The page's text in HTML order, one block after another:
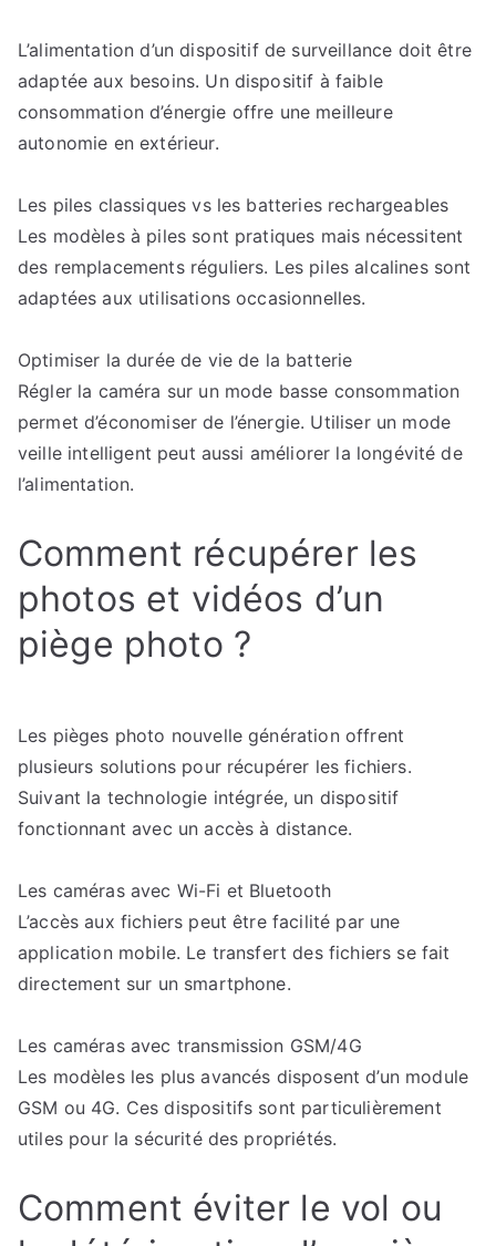
L’alimentation d’un dispositif de surveillance doit être
adaptée aux besoins. Un dispositif à faible
consommation d’énergie offre une meilleure
autonomie en extérieur.
Les piles classiques vs les batteries rechargeables
Les modèles à piles sont pratiques mais nécessitent
des remplacements réguliers. Les piles alcalines sont
adaptées aux utilisations occasionnelles.
Optimiser la durée de vie de la batterie
Régler la caméra sur un mode basse consommation
permet d’économiser de l’énergie. Utiliser un mode
veille intelligent peut aussi améliorer la longévité de
l’alimentation.
Comment récupérer les
photos et vidéos d’un
piège photo ?
Les pièges photo nouvelle génération offrent
plusieurs solutions pour récupérer les fichiers.
Suivant la technologie intégrée, un dispositif
fonctionnant avec un accès à distance.
Les caméras avec Wi-Fi et Bluetooth
L’accès aux fichiers peut être facilité par une
application mobile. Le transfert des fichiers se fait
directement sur un smartphone.
Les caméras avec transmission GSM/4G
Les modèles les plus avancés disposent d’un module
GSM ou 4G. Ces dispositifs sont particulièrement
utiles pour la sécurité des propriétés.
Comment éviter le vol ou